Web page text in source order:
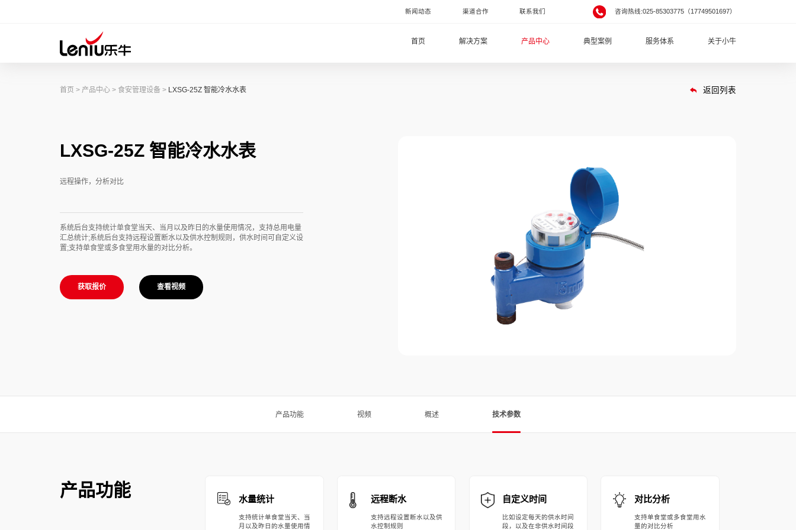
新闻动态 渠道合作 联系我们 咨询热线:025-85303775（17749501697）
首页 解决方案 产品中心 典型案例 服务体系 关于小牛
首页 > 产品中心> 食安管理设备> LXSG-25Z 智能冷水水表 返回列表
LXSG-25Z 智能冷水水表
远程操作，分析对比
系统后台支持统计单食堂当天、当月以及昨日的水量使用情况，支持总用电量
汇总统计;系统后台支持远程设置断水以及供水控制规则，供水时间可自定义设
置;支持单食堂或多食堂用水量的对比分析。
获取报价 查看视频
产品功能 视频 概述 技术参数
产品功能 水量统计
支持统计单食堂当天、当
月以及昨日的水量使用情
远程断水
支持远程设置断水以及供
水控制规则
自定义时间
比如设定每天的供水时间
段，以及在非供水时间段
对比分析
支持单食堂或多食堂用水
量的对比分析